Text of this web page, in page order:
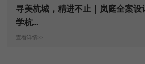
寻美杭城，精进不止｜岚庭全案设
学杭...
查看详情>>